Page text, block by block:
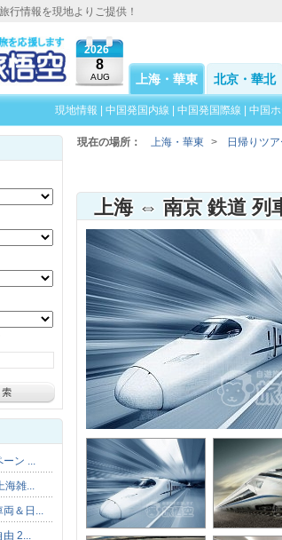
行情報を現地よりご提供！
2026
8
AUG 上海・華東 北京・華北
現地情報 中国発国内線 中国発国際線 中国
ーン ...
海雑...
両＆日...
由 2...
現在の場所： 上海・華東 > 日帰りツア
上海 ⇔ 南京 鉄道 列